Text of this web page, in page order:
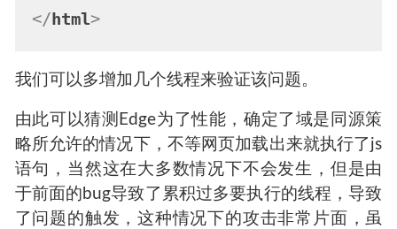
</html>
我们可以多增加几个线程来验证该问题。
由此可以猜测Edge为了性能，确定了域是同源策
略所允许的情况下，不等网页加载出来就执行了js
语句，当然这在大多数情况下不会发生，但是由
于前面的bug导致了累积过多要执行的线程，导致
了问题的触发，这种情况下的攻击非常片面，虽